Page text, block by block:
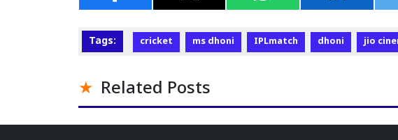
Tags: cricket ms dhoni IPLmatch dhoni jio
Related Posts